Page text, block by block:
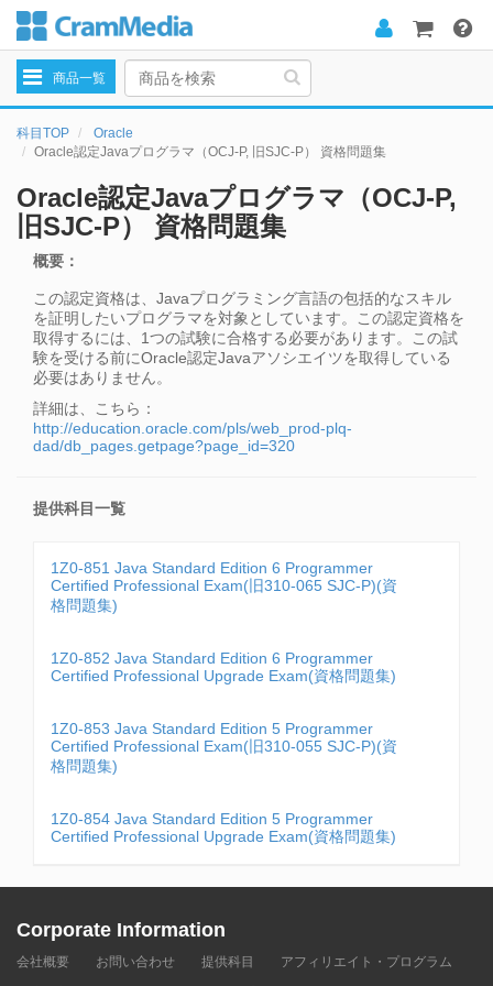
navigation
商品一覧
科目TOP
Oracle
Oracle認定Javaプログラマ（OCJ-P, 旧SJC-P） 資格問題集
Oracle認定Javaプログラマ（OCJ-P,
旧SJC-P） 資格問題集
概要：
この認定資格は、Javaプログラミング言語の包括的なスキル
を証明したいプログラマを対象としています。この認定資格を
取得するには、1つの試験に合格する必要があります。この試
験を受ける前にOracle認定Javaアソシエイツを取得している
必要はありません。
詳細は、こちら：
http://education.oracle.com/pls/web_prod-plq-
dad/db_pages.getpage?page_id=320
提供科目一覧
1Z0-851 Java Standard Edition 6 Programmer
Certified Professional Exam(旧310-065 SJC-P)(資
格問題集)
1Z0-852 Java Standard Edition 6 Programmer
Certified Professional Upgrade Exam(資格問題集)
1Z0-853 Java Standard Edition 5 Programmer
Certified Professional Exam(旧310-055 SJC-P)(資
格問題集)
1Z0-854 Java Standard Edition 5 Programmer
Certified Professional Upgrade Exam(資格問題集)
Corporate Information
会社概要 お問い合わせ 提供科目
アフィリエイト・プログラム